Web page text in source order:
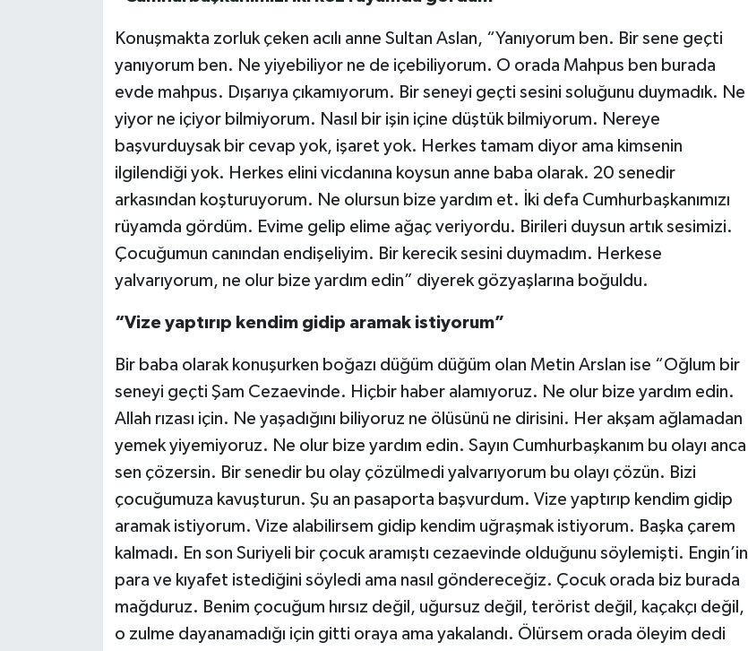
Konuşmakta zorluk çeken acılı anne Sultan Aslan, “Yanıyorum ben. Bir sene geçti
yanıyorum ben. Ne yiyebiliyor ne de içebiliyorum. O orada Mahpus ben burada
evde mahpus. Dışarıya çıkamıyorum. Bir seneyi geçti sesini soluğunu duymadık. Ne
yiyor ne içiyor bilmiyorum. Nasıl bir işin içine düştük bilmiyorum. Nereye
başvurduysak bir cevap yok, işaret yok. Herkes tamam diyor ama kimsenin
ilgilendiği yok. Herkes elini vicdanına koysun anne baba olarak. 20 senedir
arkasından koşturuyorum. Ne olursun bize yardım et. İki defa Cumhurbaşkanımızı
rüyamda gördüm. Evime gelip elime ağaç veriyordu. Birileri duysun artık sesimizi.
Çocuğumun canından endişeliyim. Bir kerecik sesini duymadım. Herkese
yalvarıyorum, ne olur bize yardım edin” diyerek gözyaşlarına boğuldu.
“Vize yaptırıp kendim gidip aramak istiyorum”
Bir baba olarak konuşurken boğazı düğüm düğüm olan Metin Arslan ise “Oğlum bir
seneyi geçti Şam Cezaevinde. Hiçbir haber alamıyoruz. Ne olur bize yardım edin.
Allah rızası için. Ne yaşadığını biliyoruz ne ölüsünü ne dirisini. Her akşam ağlamadan
yemek yiyemiyoruz. Ne olur bize yardım edin. Sayın Cumhurbaşkanım bu olayı anca
sen çözersin. Bir senedir bu olay çözülmedi yalvarıyorum bu olayı çözün. Bizi
çocuğumuza kavuşturun. Şu an pasaporta başvurdum. Vize yaptırıp kendim gidip
aramak istiyorum. Vize alabilirsem gidip kendim uğraşmak istiyorum. Başka çarem
kalmadı. En son Suriyeli bir çocuk aramıştı cezaevinde olduğunu söylemişti. Engin’in
para ve kıyafet istediğini söyledi ama nasıl göndereceğiz. Çocuk orada biz burada
mağduruz. Benim çocuğum hırsız değil, uğursuz değil, terörist değil, kaçakçı değil,
o zulme dayanamadığı için gitti oraya ama yakalandı. Ölürsem orada öleyim dedi